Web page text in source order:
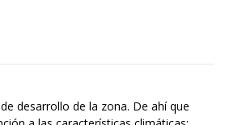
desarrollo de la zona. De ahí que